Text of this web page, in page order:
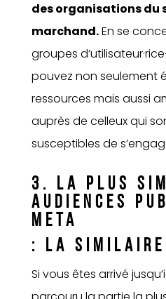
des organisations du
marchand.En se
groupes
pouvez non seulement
ressources mais aussi
auprès de celleux qui
susceptibles de
3. LA PLUS
AUDIENCES
META
: LA SIMILAIRE
Si vous êtes arrivé